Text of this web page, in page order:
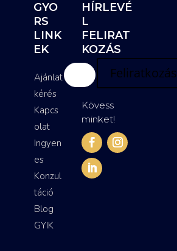
GYO
RS
LINK
EK
Ajánlat
kérés
Kapcs
olat
Ingyen
es
Konzul
táció
Blog
GYIK
HÍRLEVÉ
L
FELIRAT
KOZÁS
Feliratkozás
Kövess
minket!